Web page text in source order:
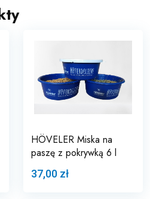
HÖVELER Miska na
paszę z pokrywką 6 l
37,00 zł